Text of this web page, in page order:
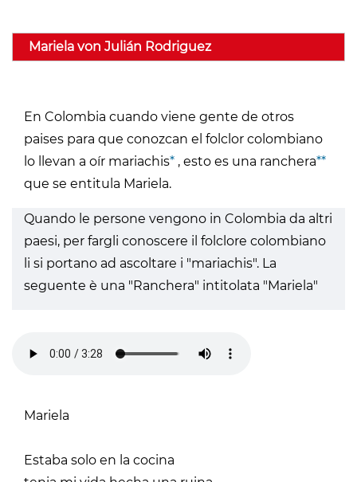
Mariela von Julián Rodriguez
En Colombia cuando viene gente de otros
paises para que conozcan el folclor colombiano
lo llevan a oír mariachis* , esto es una ranchera**
que se entitula Mariela.
Quando le persone vengono in Colombia da altri
paesi, per fargli conoscere il folclore colombiano
li si portano ad ascoltare i "mariachis". La
seguente è una "Ranchera" intitolata "Mariela"
Mariela
Estaba solo en la cocina